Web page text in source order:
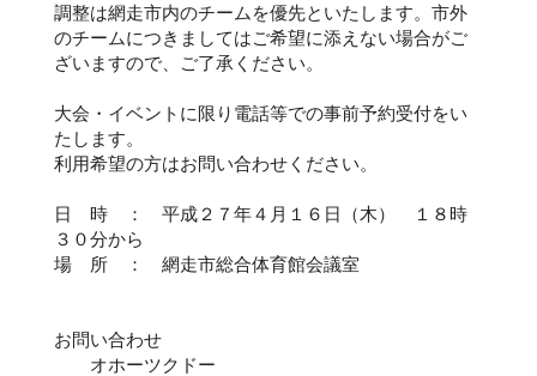
調整は網走市内のチームを優先といたします。市外
のチームにつきましてはご希望に添えない場合がご
ざいますので、ご了承ください。
大会・イベントに限り電話等での事前予約受付をい
たします。
利用希望の方はお問い合わせください。
日 時 ： 平成２７年４月１６日（木） １８時
３０分から
場 所 ： 網走市総合体育館会議室
お問い合わせ
オホーツクドー